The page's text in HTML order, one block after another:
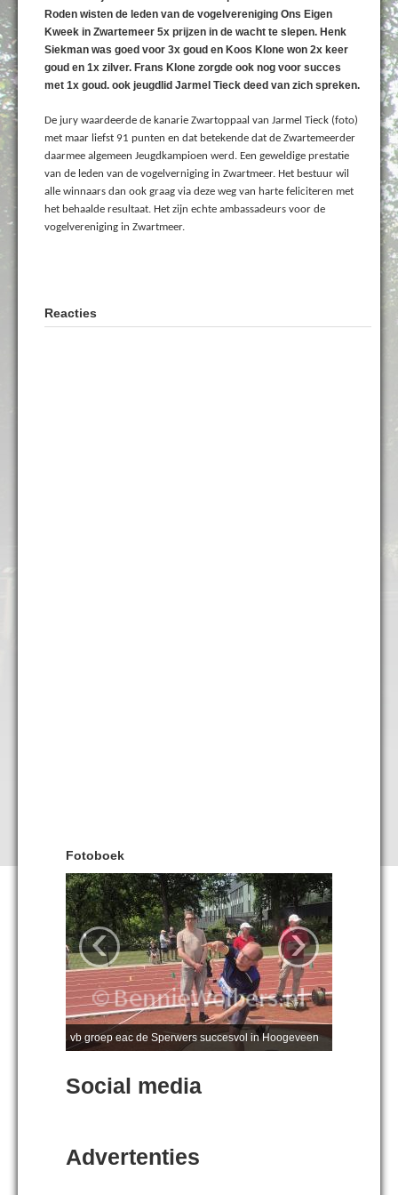
Roden wisten de leden van de vogelvereniging Ons Eigen
Kweek in Zwartemeer 5x prijzen in de wacht te slepen. Henk
Siekman was goed voor 3x goud en Koos Klone won 2x keer
goud en 1x zilver. Frans Klone zorgde ook nog voor succes
met 1x goud. ook jeugdlid Jarmel Tieck deed van zich spreken.
De jury waardeerde de kanarie Zwartoppaal van Jarmel Tieck (foto)
met maar liefst 91 punten en dat betekende dat de Zwartemeerder
daarmee algemeen Jeugdkampioen werd. Een geweldige prestatie
van de leden van de vogelverniging in Zwartmeer. Het bestuur wil
alle winnaars dan ook graag via deze weg van harte feliciteren met
het behaalde resultaat. Het zijn echte ambassadeurs voor de
vogelvereniging in Zwartmeer.
Reacties
Fotoboek
vb groep eac de Sperwers succesvol in Hoogeveen
‹ ›
Social media
Advertenties